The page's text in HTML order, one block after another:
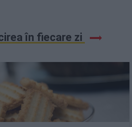
în fiecare zi